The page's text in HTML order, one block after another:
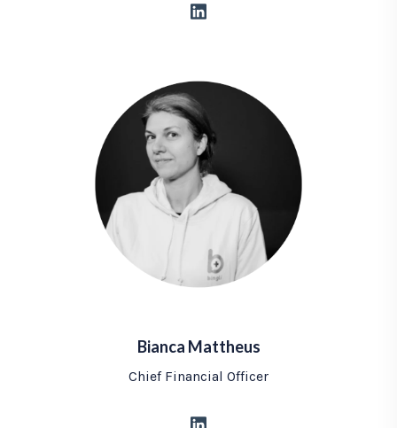
Bianca Mattheus
Chief Financial Officer